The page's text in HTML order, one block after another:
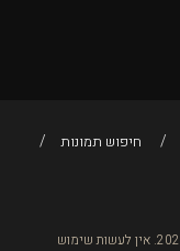
חיפוש תמונות
תומר גילת - צלם וכתב מוזיקה - כל הזכויות שמורות © 2021. אין לעשות שימוש